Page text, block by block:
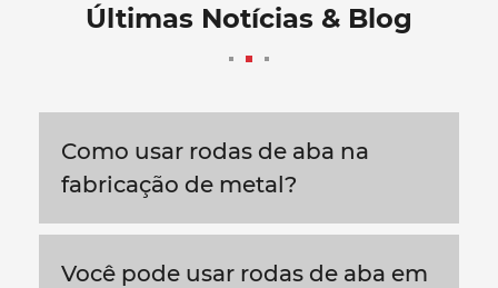
Últimas Notícias & Blog
Como usar rodas de aba na
fabricação de metal?
Você pode usar rodas de aba em